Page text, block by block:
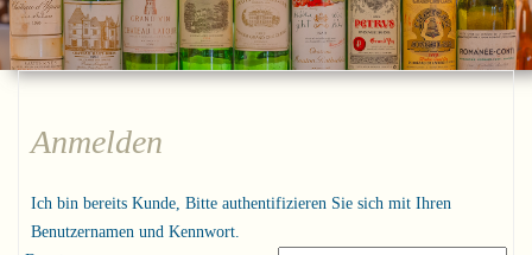
Anmelden
Ich bin bereits Kunde, Bitte authentifizieren Sie sich mit Ihren
Benutzernamen und Kennwort.